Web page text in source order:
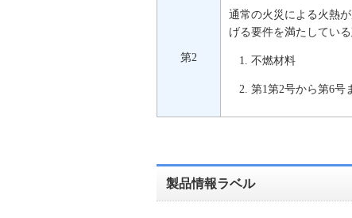
第2
通常の火災による火熱
げる要件を満たしてい
不燃材料
第1第2号から第6号
製品情報ラベル